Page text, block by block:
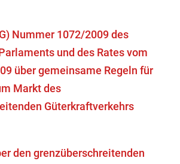
Nummer 1072/2009 des
und des Rates vom
über gemeinsame Regeln für
Markt des
Güterkraftverkehrs
den grenzüberschreitenden